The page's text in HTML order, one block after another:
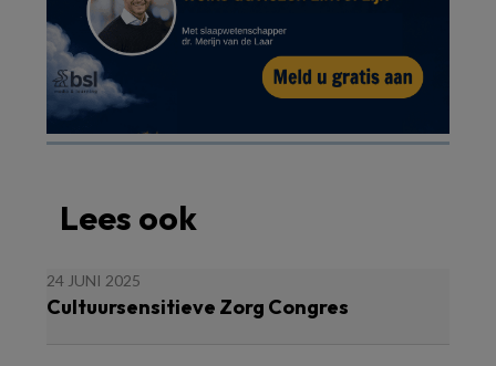
Lees ook
24 JUNI 2025
Cultuursensitieve Zorg Congres